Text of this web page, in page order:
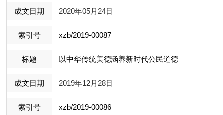
2020年05月24日
xzb/2019-00087
以中华传统美德涵养新时代公民道德
2019年12月28日
xzb/2019-00086